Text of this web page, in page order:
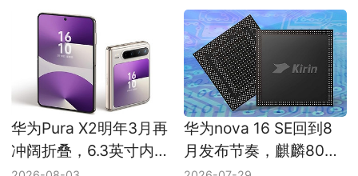
D
华为Pura X2明年3月再
冲阔折叠，6.3英寸内屏
华为nova 16 SE回到8
月发布节奏，麒麟8020